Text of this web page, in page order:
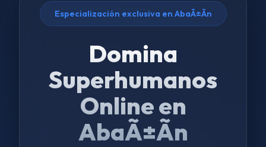
Especialización exclusiva en AbaÃ±Ã­n
Domina
Superhumanos
Online en
AbaÃ±Ã­n